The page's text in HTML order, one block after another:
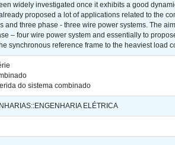
widely investigated once it exhibits a good
proposed a lot of applications related to the
and three phase - three wire power systems. The
– four wire power system and essentially to
synchronous reference frame to the heaviest load
do sistema combinado
ELÉTRICA